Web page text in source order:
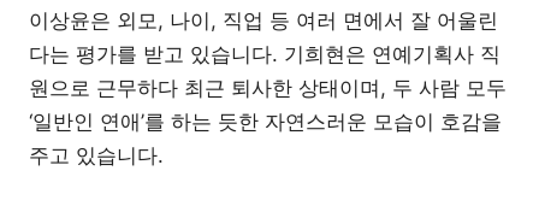
이상윤은 외모, 나이, 직업 등 여러 면에서 잘 어울린
다는 평가를 받고 있습니다. 기희현은 연예기획사 직
원으로 근무하다 최근 퇴사한 상태이며, 두 사람 모두
‘일반인 연애’를 하는 듯한 자연스러운 모습이 호감을
주고 있습니다.